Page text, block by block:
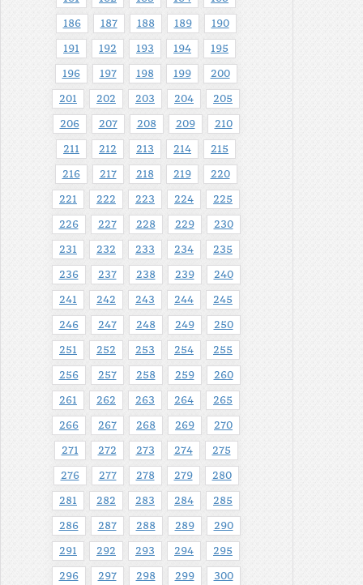
186 187 188 189 190
191 192 193 194 195
196 197 198 199 200
201 202 203 204 205
206 207 208 209 210
211 212 213 214 215
216 217 218 219 220
221 222 223 224 225
226 227 228 229 230
231 232 233 234 235
236 237 238 239 240
241 242 243 244 245
246 247 248 249 250
251 252 253 254 255
256 257 258 259 260
261 262 263 264 265
266 267 268 269 270
271 272 273 274 275
276 277 278 279 280
281 282 283 284 285
286 287 288 289 290
291 292 293 294 295
296 297 298 299 300